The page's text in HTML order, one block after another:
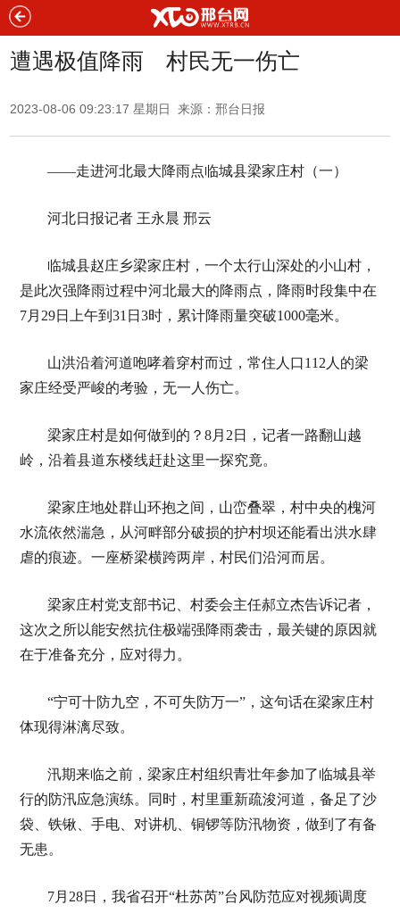
遭遇极值降雨 村民无一伤亡
2023-08-06 09:23:17 星期日 来源：邢台日报
——走进河北最大降雨点临城县梁家庄村（一）
河北日报记者 王永晨 邢云
临城县赵庄乡梁家庄村，一个太行山深处的小山村，
是此次强降雨过程中河北最大的降雨点，降雨时段集中在
7月29日上午到31日3时，累计降雨量突破1000毫米。
山洪沿着河道咆哮着穿村而过，常住人口112人的梁
家庄经受严峻的考验，无一人伤亡。
梁家庄村是如何做到的？8月2日，记者一路翻山越
岭，沿着县道东楼线赶赴这里一探究竟。
梁家庄地处群山环抱之间，山峦叠翠，村中央的槐河
水流依然湍急，从河畔部分破损的护村坝还能看出洪水肆
虐的痕迹。一座桥梁横跨两岸，村民们沿河而居。
梁家庄村党支部书记、村委会主任郝立杰告诉记者，
这次之所以能安然抗住极端强降雨袭击，最关键的原因就
在于准备充分，应对得力。
“宁可十防九空，不可失防万一”，这句话在梁家庄村
体现得淋漓尽致。
汛期来临之前，梁家庄村组织青壮年参加了临城县举
行的防汛应急演练。同时，村里重新疏浚河道，备足了沙
袋、铁锹、手电、对讲机、铜锣等防汛物资，做到了有备
无患。
7月28日，我省召开“杜苏芮”台风防范应对视频调度